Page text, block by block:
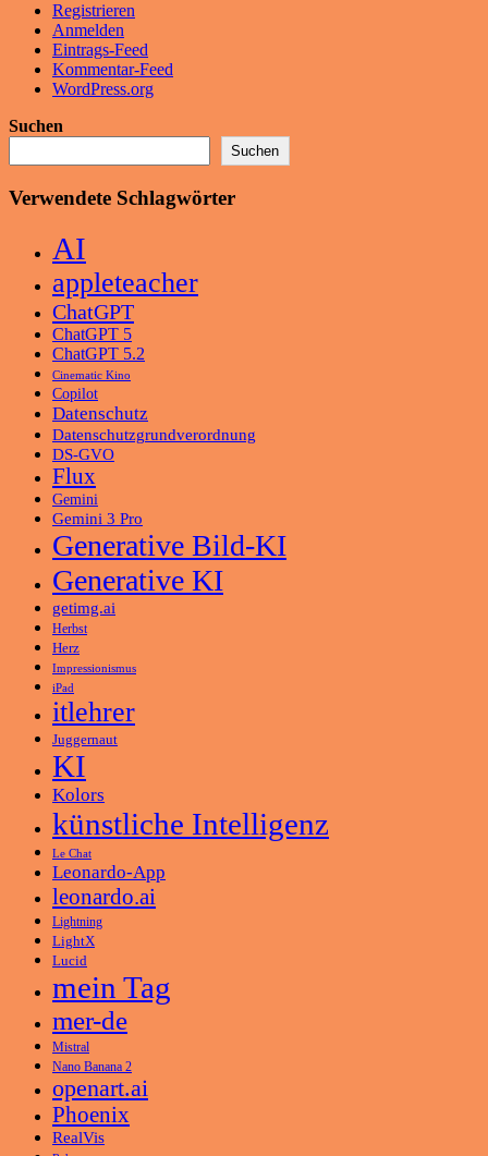
Registrieren
Anmelden
Eintrags-Feed
Kommentar-Feed
WordPress.org
Suchen
Suchen
Verwendete Schlagwörter
AI
appleteacher
ChatGPT
ChatGPT 5
ChatGPT 5.2
Cinematic Kino
Copilot
Datenschutz
Datenschutzgrundverordnung
DS-GVO
Flux
Gemini
Gemini 3 Pro
Generative Bild-KI
Generative KI
getimg.ai
Herbst
Herz
Impressionismus
iPad
itlehrer
Juggernaut
KI
Kolors
künstliche Intelligenz
Le Chat
Leonardo-App
leonardo.ai
Lightning
LightX
Lucid
mein Tag
mer-de
Mistral
Nano Banana 2
openart.ai
Phoenix
RealVis